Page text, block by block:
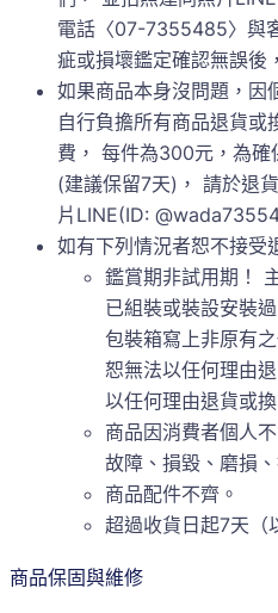
電話〈07-7355485〉與
疵或損壞鑑定確認無誤後
如果商品本身沒問題，因
自行負擔所有商品退貨或
費， 每件為300元，為確
(建議保留7天)， 請於退
片LINE(ID:
如有下列情況者恕不接受
鑑賞期非試用期！
已組裝或裝設安裝
包裝箱寫上非原有
恕無法以任何理由
以任何理由退貨或換
商品因消費者個人
故障、損毀、磨損
商品配件不齊。
超過收貨日起7天（
商品保固與維修